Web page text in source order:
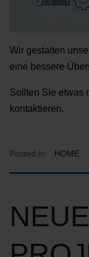
Wir gestalten
eine bessere
Sollten Sie etwas
kontaktieren.
Posted in: HOME